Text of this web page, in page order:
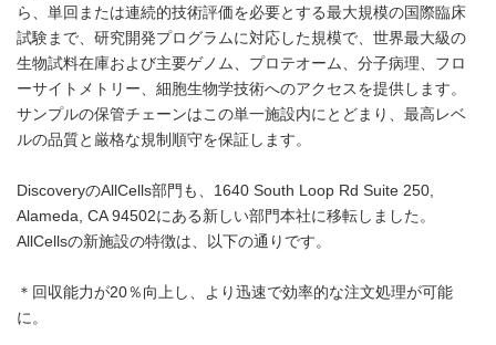
ら、単回または連続的技術評価を必要とする最大規模の国際臨床
試験まで、研究開発プログラムに対応した規模で、世界最大級の
生物試料在庫および主要ゲノム、プロテオーム、分子病理、フロ
ーサイトメトリー、細胞生物学技術へのアクセスを提供します。
サンプルの保管チェーンはこの単一施設内にとどまり、最高レベ
ルの品質と厳格な規制順守を保証します。
DiscoveryのAllCells部門も、1640 South Loop Rd Suite 250,
Alameda, CA 94502にある新しい部門本社に移転しました。
AllCellsの新施設の特徴は、以下の通りです。
＊回収能力が20％向上し、より迅速で効率的な注文処理が可能
に。